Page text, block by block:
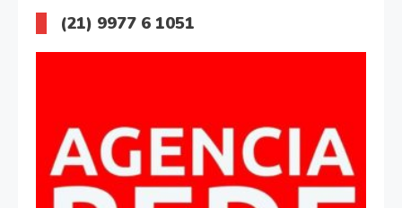
(21) 9977 6 1051